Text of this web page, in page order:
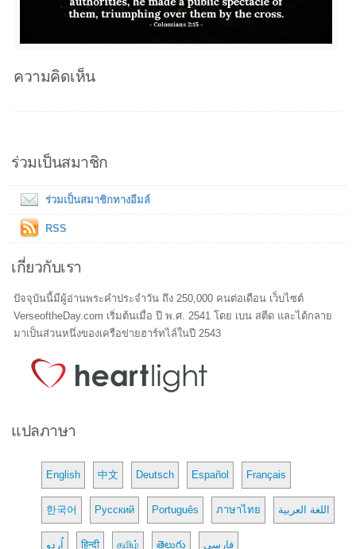
ความคิดเห็น
ร่วมเป็นสมาชิก
ร่วมเป็นสมาชิกทางอีมล์
RSS
เกี่ยวกับเรา
ปัจจุบันนี้มีผู้อ่านพระคำประจำวัน ถึง 250,000 คนต่อเดือน เว็บไซต์
VerseoftheDay.com เริ่มต้นเมื่อ ปี พ.ศ. 2541 โดย เบน สตีด และได้กลาย
มาเป็นส่วนหนึ่งของเครือข่ายฮาร์ทไล์ในปี 2543
แปลภาษา
English 中文 Deutsch Español Français
한국어 Русский Português ภาษาไทย اللغة العربية
اُردو हिन्दी தமிழ் తెలుగు فارسی